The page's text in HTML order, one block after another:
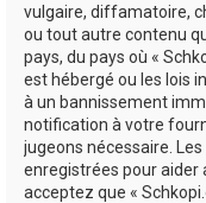
vulgaire, diffamatoire,
ou tout autre contenu
pays, du pays où «
est hébergé ou les lois
à un bannissement
notification à votre
jugeons nécessaire.
enregistrées pour aider
acceptez que «